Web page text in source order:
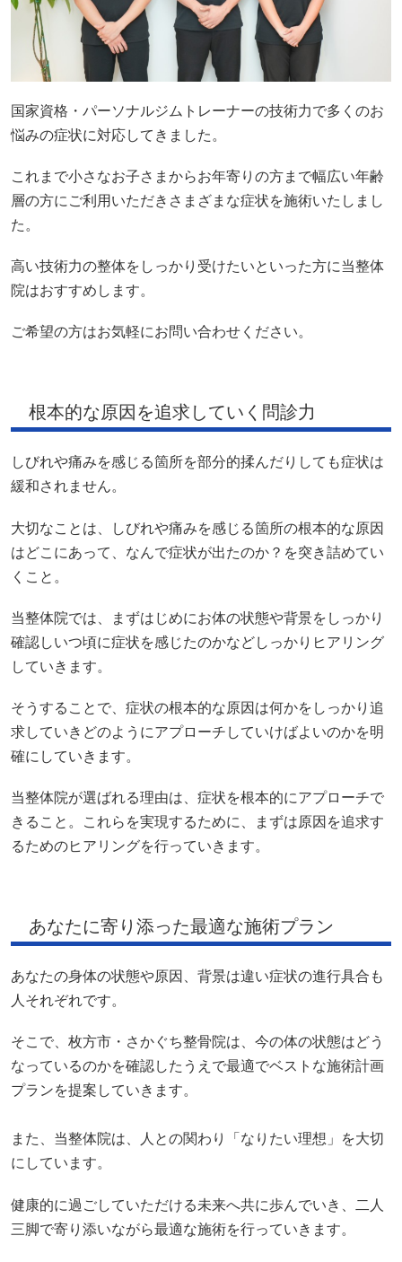
国家資格・パーソナルジムトレーナーの技術力で多くのお
悩みの症状に対応してきました。
これまで小さなお子さまからお年寄りの方まで幅広い年齢
層の方にご利用いただきさまざまな症状を施術いたしまし
た。
高い技術力の整体をしっかり受けたいといった方に当整体
院はおすすめします。
ご希望の方はお気軽にお問い合わせください。
根本的な原因を追求していく問診力
しびれや痛みを感じる箇所を部分的揉んだりしても症状は
緩和されません。
大切なことは、しびれや痛みを感じる箇所の根本的な原因
はどこにあって、なんで症状が出たのか？を突き詰めてい
くこと。
当整体院では、まずはじめにお体の状態や背景をしっかり
確認しいつ頃に症状を感じたのかなどしっかりヒアリング
していきます。
そうすることで、症状の根本的な原因は何かをしっかり追
求していきどのようにアプローチしていけばよいのかを明
確にしていきます。
当整体院が選ばれる理由は、症状を根本的にアプローチで
きること。これらを実現するために、まずは原因を追求す
るためのヒアリングを行っていきます。
あなたに寄り添った最適な施術プラン
あなたの身体の状態や原因、背景は違い症状の進行具合も
人それぞれです。
そこで、枚方市・さかぐち整骨院は、今の体の状態はどう
なっているのかを確認したうえで最適でベストな施術計画
プランを提案していきます。
また、当整体院は、人との関わり「なりたい理想」を大切
にしています。
健康的に過ごしていただける未来へ共に歩んでいき、二人
三脚で寄り添いながら最適な施術を行っていきます。